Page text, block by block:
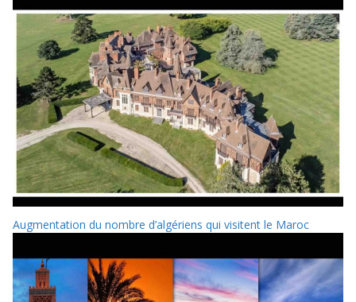
Augmentation du nombre d’algériens qui visitent le Maroc